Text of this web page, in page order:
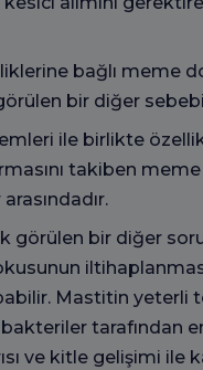
bağlı meme
bir diğer
ile birlikte
takiben
görülen bir diğer
Mastitin
tarafından
ve kitle gelişimi ile